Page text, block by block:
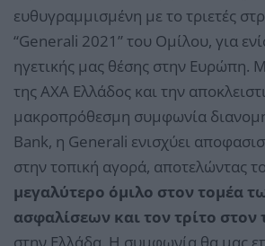
ευθυγραμμισμένη με το τριετές
“Generali 2021” του Ομίλου, για
ηγετικής μας θέσης στην Ευρώπη.
της AXA Ελλάδος και την
μακροπρόθεσμη συμφωνία
Bank, η Generali ενισχύει
στην τοπική αγορά, αποτελώντας
μεγαλύτερο όμιλο στον τομέα
ασφαλίσεων και τον τρίτο στον
στην Ελλάδα. Η συμφωνία θα μας